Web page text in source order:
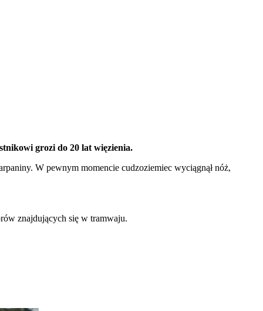
grozi do 20 lat więzienia.
W pewnym momencie cudzoziemiec wyciągnął nóż,
znajdujących się w tramwaju.